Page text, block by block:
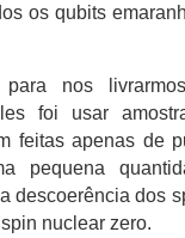
os qubits
para nos
foi usar
feitas apenas de
pequena
descoerência dos
nuclear zero.